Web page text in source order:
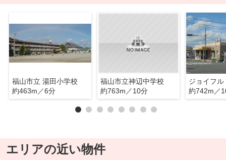
福山市立 湯田小学校
約463m／6分
福山市立神辺中学校
約763m／10分
ジョイフ
約742m／
エリアの近い物件